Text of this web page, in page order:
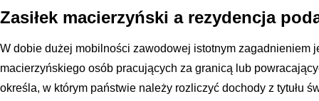
Zasiłek macierzyński a rezydencja
W dobie dużej mobilności zawodowej istotnym zagadnieniem
macierzyńskiego osób pracujących za granicą lub
określa, w którym państwie należy rozliczyć dochody z tytułu